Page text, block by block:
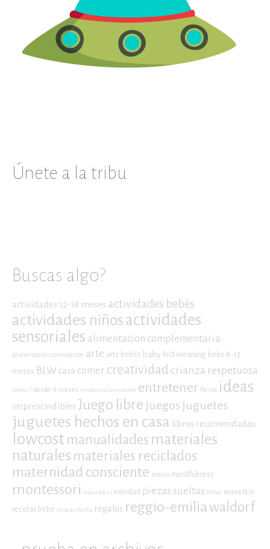
Únete a la tribu
Buscas algo?
actividades 12-18 meses actividades bebés
actividades niñosactividades
sensoriales alimentacion complementaria
alimentación consciente arte arte bebés baby led weaning bebe 8-12
meses BLW casa comer creatividad crianza respetuosa
cómo...? desde 8 meses embarazo consciente entretener fiesta ideas
imprescindibles Juego librejuegosjuguetes
juguetes hechos en casa libros recomendados
lowcost manualidades materiales
naturales materiales reciclados
maternidad consciente menú mindfulness
montessori naturaleza navidad piezas sueltas Pikler receta BLW
recetas bebe recetas fiesta regalos reggio-emilia waldorf